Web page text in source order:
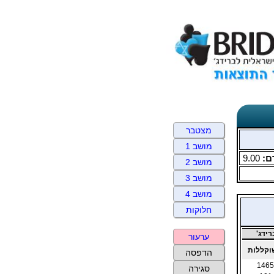
9.00
1465
מצטבר
מושב 1
מושב 2
מושב 3
מושב 4
חלוקות
ערעור
הדפסה
סגירה